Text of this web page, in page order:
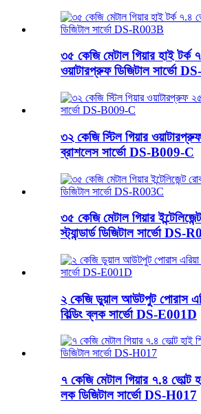
৩৫ কেজি মেটাল গিয়ার হাই টর্ক
ওয়াটারপ্রুফ ডিজিটাল সার্ভো
৩২ কেজি স্টিল গিয়ার
ব্রাশলেস সার্ভো DS-B009-C
৩৫ কেজি মেটাল গিয়ার
স্ট্যান্ডার্ড ডিজিটাল সার্ভো DS-
২ কেজি ডুয়াল আউটপুট পোরাস
বিল্ডিং ব্লক সার্ভো DS-E001D
৭ কেজি মেটাল গিয়ার ৭.৪ ভোল্ট
লক ডিজিটাল সার্ভো DS-H017